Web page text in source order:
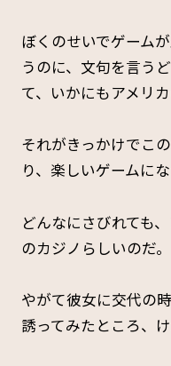
ぼくのせいでゲーム
うのに、文句を言う
て、いかにもアメリ
それがきっかけでこ
り、楽しいゲームにな
どんなにさびれても
のカジノらしいのだ。
やがて彼女に交代の
誘ってみたところ、